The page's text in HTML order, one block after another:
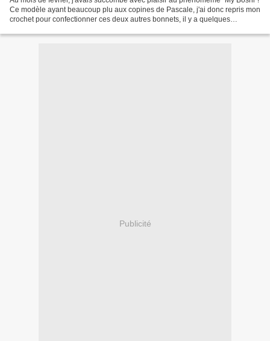
Ce modèle ayant beaucoup plu aux copines de Pascale, j'ai donc repris mon
crochet pour confectionner ces deux autres bonnets, il y a quelques
Publicité